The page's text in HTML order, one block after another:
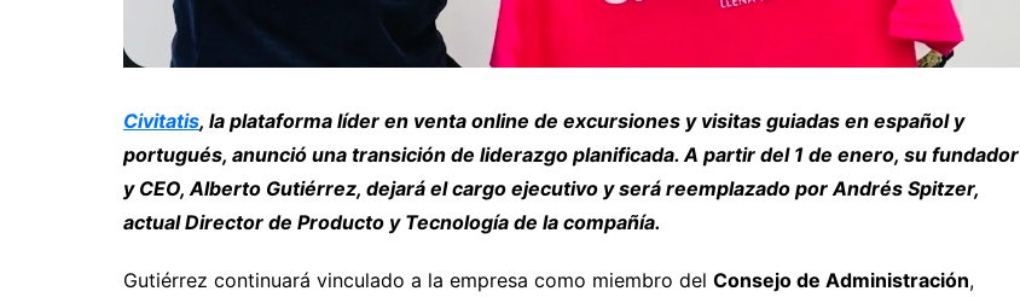
Civitatis, la plataforma líder en venta online de excursiones y visitas guiadas en español y
portugués, anunció una transición de liderazgo planificada. A partir del 1 de enero, su fundador
y CEO, Alberto Gutiérrez, dejará el cargo ejecutivo y será reemplazado por Andrés Spitzer,
actual Director de Producto y Tecnología de la compañía.
Gutiérrez continuará vinculado a la empresa como miembro del Consejo de Administración,